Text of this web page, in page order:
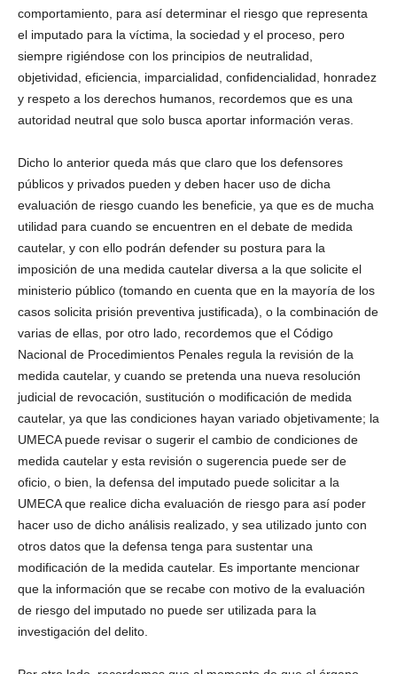
comportamiento, para así determinar el riesgo que representa
el imputado para la víctima, la sociedad y el proceso, pero
siempre rigiéndose con los principios de neutralidad,
objetividad, eficiencia, imparcialidad, confidencialidad, honradez
y respeto a los derechos humanos, recordemos que es una
autoridad neutral que solo busca aportar información veras.
Dicho lo anterior queda más que claro que los defensores
públicos y privados pueden y deben hacer uso de dicha
evaluación de riesgo cuando les beneficie, ya que es de mucha
utilidad para cuando se encuentren en el debate de medida
cautelar, y con ello podrán defender su postura para la
imposición de una medida cautelar diversa a la que solicite el
ministerio público (tomando en cuenta que en la mayoría de los
casos solicita prisión preventiva justificada), o la combinación de
varias de ellas, por otro lado, recordemos que el Código
Nacional de Procedimientos Penales regula la revisión de la
medida cautelar, y cuando se pretenda una nueva resolución
judicial de revocación, sustitución o modificación de medida
cautelar, ya que las condiciones hayan variado objetivamente; la
UMECA puede revisar o sugerir el cambio de condiciones de
medida cautelar y esta revisión o sugerencia puede ser de
oficio, o bien, la defensa del imputado puede solicitar a la
UMECA que realice dicha evaluación de riesgo para así poder
hacer uso de dicho análisis realizado, y sea utilizado junto con
otros datos que la defensa tenga para sustentar una
modificación de la medida cautelar. Es importante mencionar
que la información que se recabe con motivo de la evaluación
de riesgo del imputado no puede ser utilizada para la
investigación del delito.